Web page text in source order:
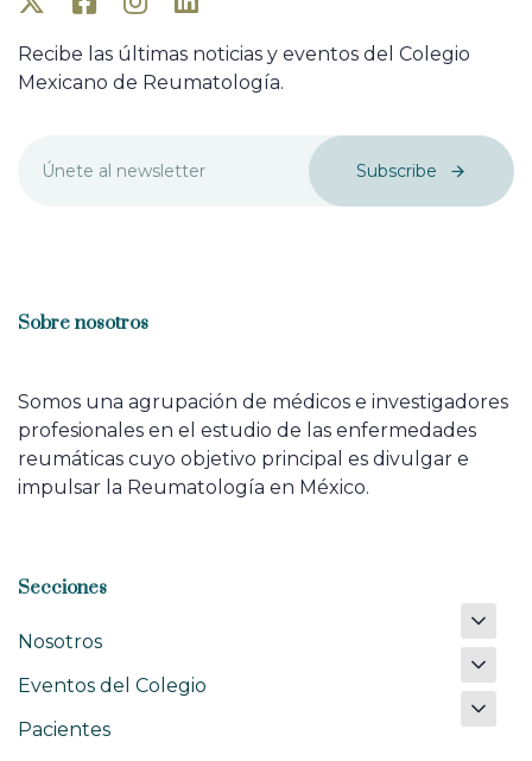
Recibe las últimas noticias y eventos del Colegio
Mexicano de Reumatología.
Subscribe
Sobre nosotros
Somos una agrupación de médicos e investigadores
profesionales en el estudio de las enfermedades
reumáticas cuyo objetivo principal es divulgar e
impulsar la Reumatología en México.
Secciones
Nosotros
Eventos del Colegio
Pacientes